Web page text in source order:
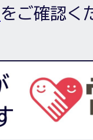
をご確認く